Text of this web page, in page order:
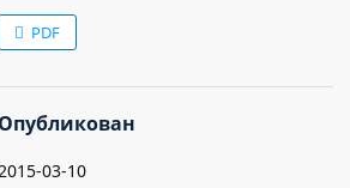
PDF
Опубликован
03-10